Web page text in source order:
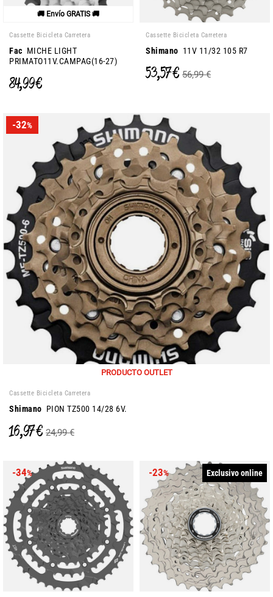
🚚 Envío GRATIS 🚚
Cassette Bicicleta Carretera
Fac MICHE LIGHT
PRIMATO11V.CAMPAG(16-27)
84,99 €
Cassette Bicicleta Carretera
Shimano 11V 11/32 105 R7
53,57 € 56,99 €
-32%
PRODUCTO OUTLET
Cassette Bicicleta Carretera
Shimano PION TZ500 14/28 6V.
16,97 € 24,99 €
-34% -23% Exclusivo online